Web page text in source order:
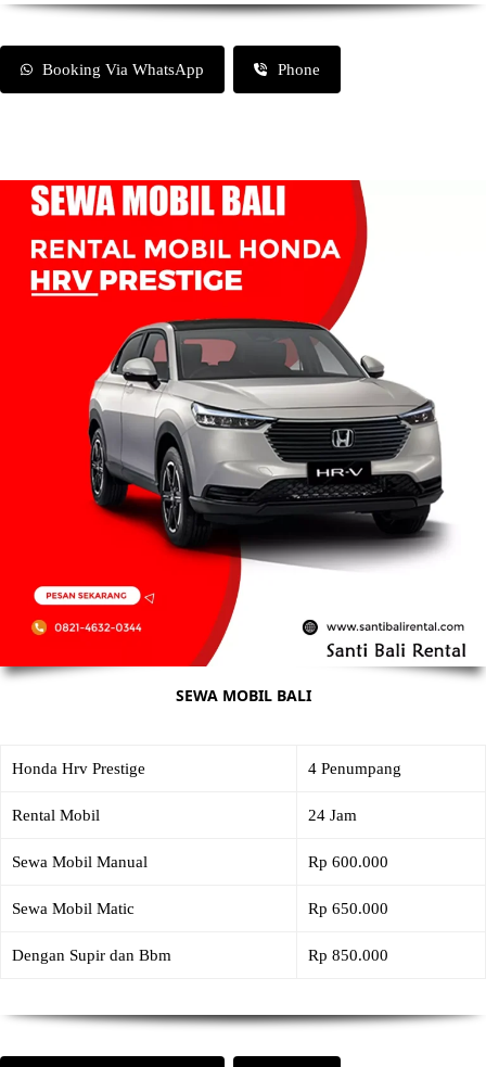
Booking Via WhatsApp Phone
SEWA MOBIL BALI
Honda Hrv Prestige 4 Penumpang
Rental Mobil 24 Jam
Sewa Mobil Manual Rp 600.000
Sewa Mobil Matic Rp 650.000
Dengan Supir dan Bbm Rp 850.000